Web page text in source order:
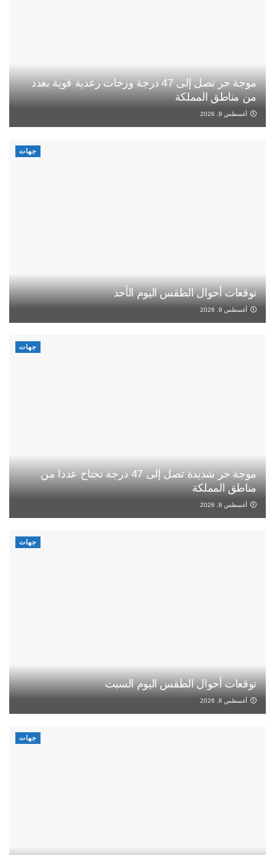
موجة حر تصل إلى 47 درجة وزخات رعدية قوية بعدد
من مناطق المملكة
أغسطس 9, 2026
جهات
توقعات أحوال الطقس اليوم الأحد
أغسطس 9, 2026
جهات
موجة حر شديدة تصل إلى 47 درجة تجتاح عددا من
مناطق المملكة
أغسطس 8, 2026
جهات
توقعات أحوال الطقس اليوم السبت
أغسطس 8, 2026
جهات